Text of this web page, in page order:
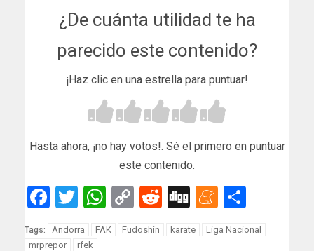
¿De cuánta utilidad te ha
parecido este contenido?
¡Haz clic en una estrella para puntuar!
Hasta ahora, ¡no hay votos!. Sé el primero en puntuar
este contenido.
Facebook
Twitter
WhatsApp
Copy
Link
Reddit
Digg
Tags: Andorra FAK Fudoshin karate
Liga Nacional
mrprepor
rfek